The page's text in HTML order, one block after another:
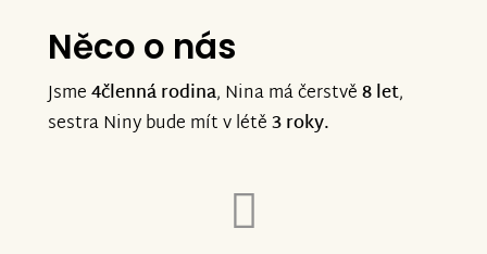
Něco o nás
Jsme4členná rodina, Nina má čerstvě8 let,
sestra Niny bude mít v létě3 roky.